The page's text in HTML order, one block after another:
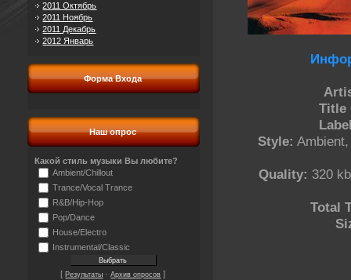
2011 Октябрь
2011 Ноябрь
2011 Декабрь
2012 Январь
Форма Входа
Наш опрос
Какой стиль музыки Вы любите?
Ambient/Chillout
Trance/Vocal Trance
R&B/Hip-Hop
Pop/Dance
House/Electro
Instrumental/Classic
[Результаты ·Архив опросов ]
Title
Style:
Quality: 320
Total